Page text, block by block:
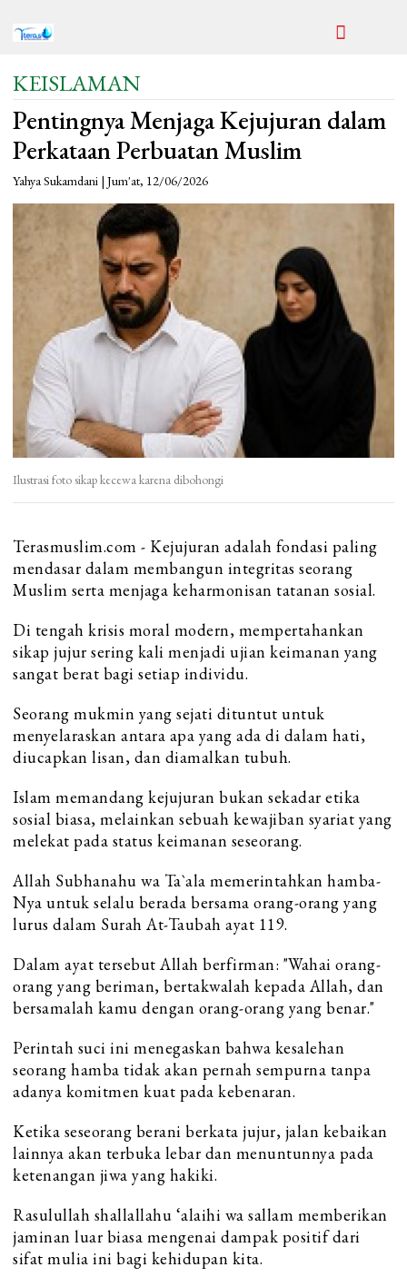
KEISLAMAN
Pentingnya Menjaga Kejujuran dalam
Perkataan Perbuatan Muslim
Yahya Sukamdani | Jum'at, 12/06/2026
Ilustrasi foto sikap kecewa karena dibohongi
Terasmuslim.com - Kejujuran adalah fondasi paling
mendasar dalam membangun integritas seorang
Muslim serta menjaga keharmonisan tatanan sosial.
Di tengah krisis moral modern, mempertahankan
sikap jujur sering kali menjadi ujian keimanan yang
sangat berat bagi setiap individu.
Seorang mukmin yang sejati dituntut untuk
menyelaraskan antara apa yang ada di dalam hati,
diucapkan lisan, dan diamalkan tubuh.
Islam memandang kejujuran bukan sekadar etika
sosial biasa, melainkan sebuah kewajiban syariat yang
melekat pada status keimanan seseorang.
Allah Subhanahu wa Ta`ala memerintahkan hamba-
Nya untuk selalu berada bersama orang-orang yang
lurus dalam Surah At-Taubah ayat 119.
Dalam ayat tersebut Allah berfirman: "Wahai orang-
orang yang beriman, bertakwalah kepada Allah, dan
bersamalah kamu dengan orang-orang yang benar."
Perintah suci ini menegaskan bahwa kesalehan
seorang hamba tidak akan pernah sempurna tanpa
adanya komitmen kuat pada kebenaran.
Ketika seseorang berani berkata jujur, jalan kebaikan
lainnya akan terbuka lebar dan menuntunnya pada
ketenangan jiwa yang hakiki.
Rasulullah shallallahu ‘alaihi wa sallam memberikan
jaminan luar biasa mengenai dampak positif dari
sifat mulia ini bagi kehidupan kita.